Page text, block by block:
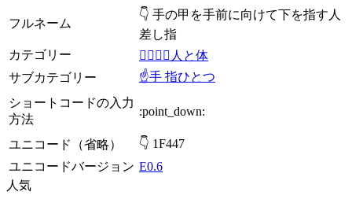
フルネーム
👇 手の甲を手前に向けて下を指す人
差し指
カテゴリー
👩‍❤️‍💋‍👨人と体
サブカテゴリー
☝️手 指ひとつ
ショートコードの入力
方法
:point_down:
ユニコード（省略）
👇 1F447
ユニコードバージョン E0.6
人気